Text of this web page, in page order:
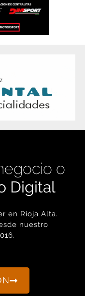
Digital
en Rioja Alta.
nuestro